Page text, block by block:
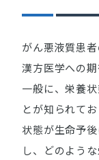
がん悪液質患
漢方医学への期
一般に、栄養
とが知られて
状態が生命予
し、どのよう